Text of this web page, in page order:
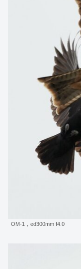
OM-1，ed300mm f4.0